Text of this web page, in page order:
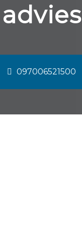
advies
097006521500